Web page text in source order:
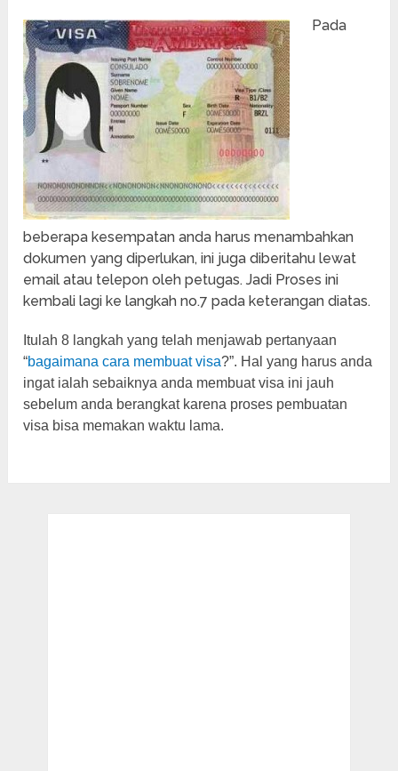
Pada
beberapa kesempatan anda harus menambahkan
dokumen yang diperlukan, ini juga diberitahu lewat
email atau telepon oleh petugas. Jadi Proses ini
kembali lagi ke langkah no.7 pada keterangan diatas.
Itulah 8 langkah yang telah menjawab pertanyaan
“bagaimana cara membuat visa?”. Hal yang harus anda
ingat ialah sebaiknya anda membuat visa ini jauh
sebelum anda berangkat karena proses pembuatan
visa bisa memakan waktu lama.